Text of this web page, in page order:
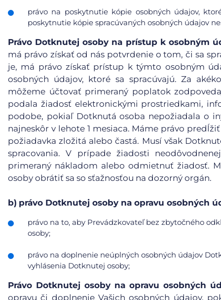
právo na poskytnutie kópie osobných údajov,
poskytnutie kópie spracúvaných osobných údajov
Právo Dotknutej osoby na prístup k osobným
má právo získať od nás potvrdenie o tom, či sa
je, má právo získať prístup k týmto osobným
osobných údajov, ktoré sa spracúvajú. Za
môžeme účtovať primeraný poplatok
podala žiadosť elektronickými prostriedkami,
podobe, pokiaľ Dotknutá osoba nepožiadala o
najneskôr v lehote 1 mesiaca. Máme právo
požiadavka zložitá alebo častá. Musí však
spracovania. V prípade žiadosti
primeraný nákladom alebo odmietnuť žiadosť.
osoby obrátiť sa so sťažnosťou na dozorný orgán.
b) právo Dotknutej osoby na opravu osobných
právo na to, aby Prevádzkovateľ bez zbytočného
osoby;
právo na doplnenie neúplných osobných údajov
vyhlásenia Dotknutej osoby;
Právo Dotknutej osoby na opravu osobných
opravu či doplnenie Vašich osobných údajov,